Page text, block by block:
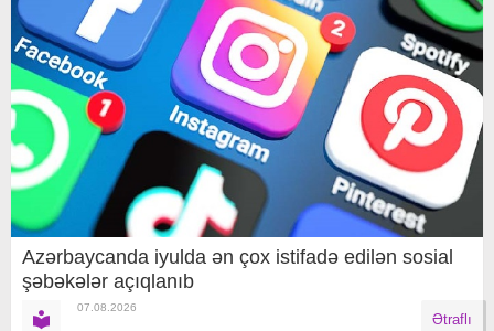
Azərbaycanda iyulda ən çox istifadə edilən sosial
şəbəkələr açıqlanıb
07.08.2026
Ətraflı